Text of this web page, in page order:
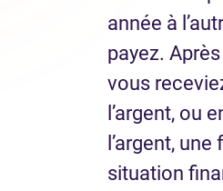
année à
payez.
vous
l’argent, ou
l’argent,
situation